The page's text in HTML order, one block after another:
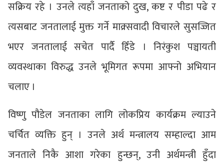
सक्रिय रहे । उनले त्यहाँ जनताको दुख, कष्ट र पीडा पढे र
त्यसबाट जनतालाई मुक्त गर्ने माक्र्सवादी विचारले सुसज्जित
भएर जनतालाई सचेत पार्दै हिँडे । निरंकुश पञ्चायती
व्यवस्थाका विरुद्ध उनले भूमिगत रूपमा आफ्नो अभियान
चलाए ।
विष्णु पौडेल जनताका लागि लोकप्रिय कार्यक्रम ल्याउने
चर्चित व्यक्ति हुन् । उनले अर्थ मन्त्रालय सम्हाल्दा आम
जनताले निकै आशा गरेका हुन्छन्, उनी अर्थमन्त्री हुँदा